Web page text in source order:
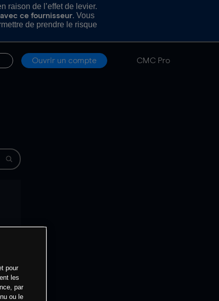
raison de l’effet de levier.
ce fournisseur. Vous
de prendre le risque
Ouvrir un compte CMC Pro
pour
les
par
ou le